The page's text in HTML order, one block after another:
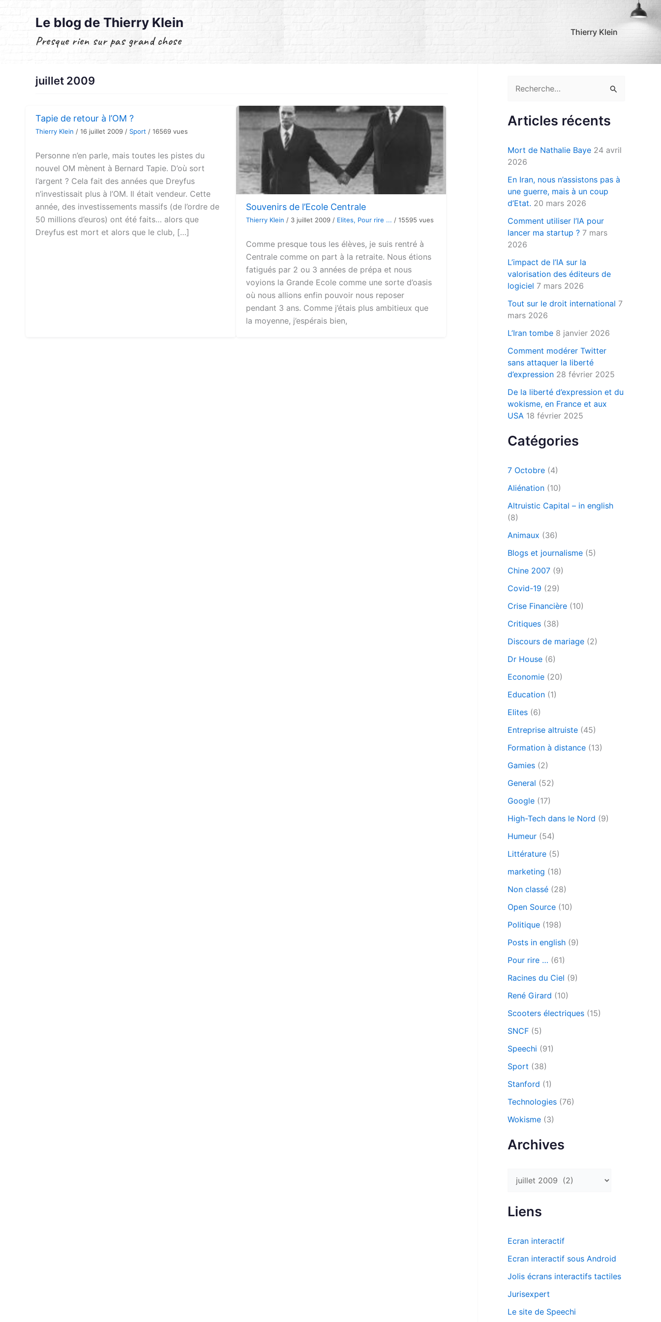
Le blog de Thierry Klein
Presque rien sur pas grand chose
Thierry Klein
juillet 2009
Tapie de retour à l’OM ?
Thierry Klein / 16 juillet 2009 / Sport / 16569 vues
Personne n’en parle, mais toutes les pistes du
nouvel OM mènent à Bernard Tapie. D’où sort
l’argent ? Cela fait des années que Dreyfus
n’investissait plus à l’OM. Il était vendeur. Cette
année, des investissements massifs (de l’ordre de
50 millions d’euros) ont été faits… alors que
Dreyfus est mort et alors que le club, […]
Souvenirs de l’Ecole Centrale
Thierry Klein / 3 juillet 2009 / Elites, Pour rire ... / 15595 vues
Comme presque tous les élèves, je suis rentré à
Centrale comme on part à la retraite. Nous étions
fatigués par 2 ou 3 années de prépa et nous
voyions la Grande Ecole comme une sorte d’oasis
où nous allions enfin pouvoir nous reposer
pendant 3 ans. Comme j’étais plus ambitieux que
la moyenne, j’espérais bien,
c
e
r
c
h
e
r
Articles récents
Mort de Nathalie Baye 24 avril
2026
En Iran, nous n’assistons pas à
une guerre, mais à un coup
d’Etat. 20 mars 2026
Comment utiliser l’IA pour
lancer ma startup ? 7 mars
2026
L’impact de l’IA sur la
valorisation des éditeurs de
logiciel 7 mars 2026
Tout sur le droit international 7
mars 2026
L’Iran tombe 8 janvier 2026
Comment modérer Twitter
sans attaquer la liberté
d’expression 28 février 2025
De la liberté d’expression et du
wokisme, en France et aux
USA 18 février 2025
Catégories
7 Octobre (4)
Aliénation (10)
Altruistic Capital – in english
(8)
Animaux (36)
Blogs et journalisme (5)
Chine 2007 (9)
Covid-19 (29)
Crise Financière (10)
Critiques (38)
Discours de mariage (2)
Dr House (6)
Economie (20)
Education (1)
Elites (6)
Entreprise altruiste (45)
Formation à distance (13)
Gamies (2)
General (52)
Google (17)
High-Tech dans le Nord (9)
Humeur (54)
Littérature (5)
marketing (18)
Non classé (28)
Open Source (10)
Politique (198)
Posts in english (9)
Pour rire … (61)
Racines du Ciel (9)
René Girard (10)
Scooters électriques (15)
SNCF (5)
Speechi (91)
Sport (38)
Stanford (1)
Technologies (76)
Wokisme (3)
Archives
c
i
v
Liens
Ecran interactif
Ecran interactif sous Android
Jolis écrans interactifs tactiles
Jurisexpert
Le site de Speechi